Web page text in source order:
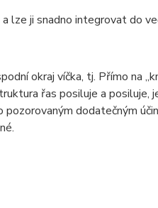
lze ji snadno integrovat do
okraj víčka, tj. Přímo na
řas posiluje a posiluje,
dodatečným